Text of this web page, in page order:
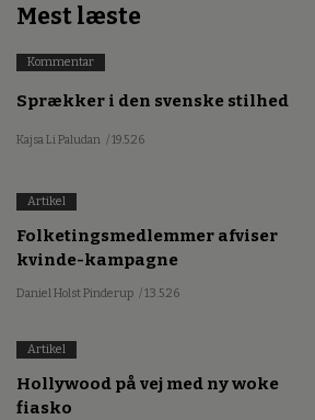
Mest læste
Kommentar
Sprækker i den svenske stilhed
Kajsa Li Paludan / 19.5.26
Artikel
Folketingsmedlemmer afviser
kvinde-kampagne
Daniel Holst Pinderup / 13.5.26
Artikel
Hollywood på vej med ny woke
fiasko